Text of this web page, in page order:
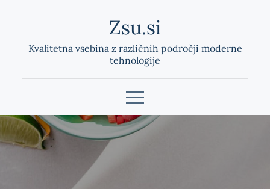
content
Zsu.si
Kvalitetna vsebina z različnih področji moderne
tehnologije